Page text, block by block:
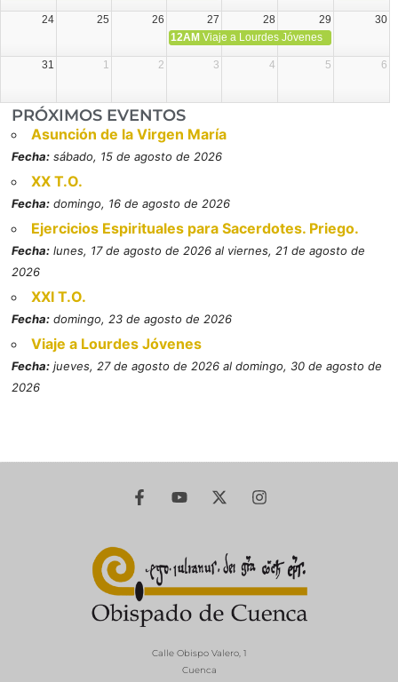
24 25 26 27 28 29
30
12AM Viaje a Lourdes Jóvenes
31 1 2 3 4 5 6
PRÓXIMOS EVENTOS
Asunción de la Virgen María
Fecha: sábado, 15 de agosto de 2026
XX T.O.
Fecha: domingo, 16 de agosto de 2026
Ejercicios Espirituales para Sacerdotes. Priego.
Fecha: lunes, 17 de agosto de 2026 al viernes, 21 de agosto de
2026
XXI T.O.
Fecha: domingo, 23 de agosto de 2026
Viaje a Lourdes Jóvenes
Fecha: jueves, 27 de agosto de 2026 al domingo, 30 de agosto de
2026
Calle Obispo Valero, 1
Cuenca